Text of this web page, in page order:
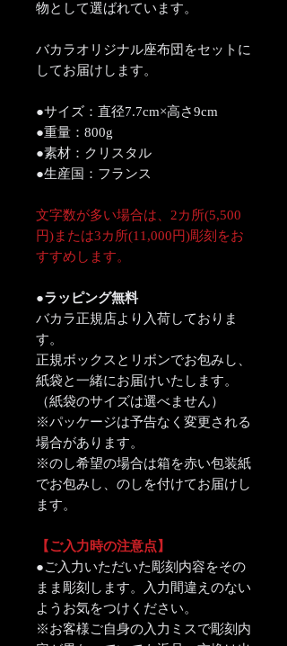
物として選ばれています。
バカラオリジナル座布団をセットに
してお届けします。
●サイズ：直径7.7cm×高さ9cm
●重量：800g
●素材：クリスタル
●生産国：フランス
文字数が多い場合は、2カ所(5,500
円)または3カ所(11,000円)彫刻をお
すすめします。
●ラッピング無料
バカラ正規店より入荷しておりま
す。
正規ボックスとリボンでお包みし、
紙袋と一緒にお届けいたします。
（紙袋のサイズは選べません）
※パッケージは予告なく変更される
場合があります。
※のし希望の場合は箱を赤い包装紙
でお包みし、のしを付けてお届けし
ます。
【ご入力時の注意点】
●ご入力いただいた彫刻内容をその
まま彫刻します。入力間違えのない
ようお気をつけください。
※お客様ご自身の入力ミスで彫刻内